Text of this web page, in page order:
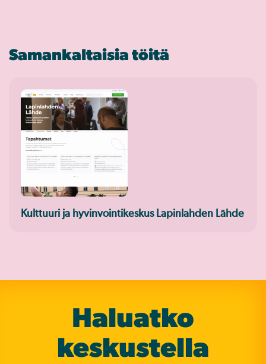
Samankaltaisia töitä
Kulttuuri ja hyvinvointikeskus Lapinlahden Lähde
Haluatko
keskustella